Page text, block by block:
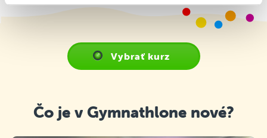
Vybrať kurz
Čo je v Gymnathlone nové?